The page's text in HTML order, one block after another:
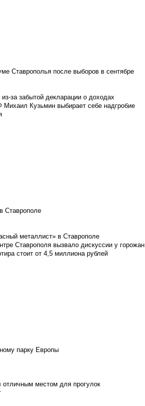
Ставрополья после выборов в сентябре
за забытой декларации о доходах
Кузьмин выбирает себе надгробие
Ставрополе
металлист» в Ставрополе
Ставрополя вызвало дискуссии у горожан
стоит от 4,5 миллиона рублей
парку Европы
отличным местом для прогулок